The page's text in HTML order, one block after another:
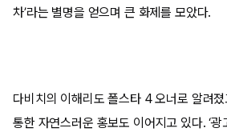
차’라는 별명을 얻으며 큰 화제를 모았다.
다비치의 이해리도 폴스타 4 오너로 알려
통한 자연스러운 홍보도 이어지고 있다. ‘광